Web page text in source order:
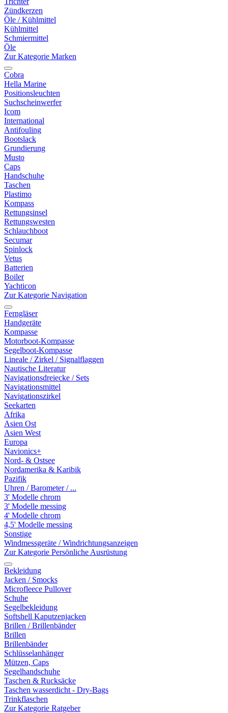
Zündkerzen
Öle / Kühlmittel
Kühlmittel
Schmiermittel
Öle
Zur Kategorie Marken
Cobra
Hella Marine
Positionsleuchten
Suchscheinwerfer
Icom
International
Antifouling
Bootslack
Grundierung
Musto
Caps
Handschuhe
Taschen
Plastimo
Kompass
Rettungsinsel
Rettungswesten
Schlauchboot
Secumar
Spinlock
Vetus
Batterien
Boiler
Yachticon
Zur Kategorie Navigation
Ferngläser
Handgeräte
Kompasse
Motorboot-Kompasse
Segelboot-Kompasse
Lineale / Zirkel / Signalflaggen
Nautische Literatur
Navigationsdreiecke / Sets
Navigationsmittel
Navigationszirkel
Seekarten
Afrika
Asien Ost
Asien West
Europa
Navionics+
Nord- & Ostsee
Nordamerika & Karibik
Pazifik
Uhren / Barometer / ...
3' Modelle chrom
3' Modelle messing
4' Modelle chrom
4,5' Modelle messing
Sonstige
Windmessgeräte / Windrichtungsanzeigen
Zur Kategorie Persönliche Ausrüstung
Bekleidung
Jacken / Smocks
Microfleece Pullover
Schuhe
Segelbekleidung
Softshell Kaputzenjacken
Brillen / Brillenbänder
Brillen
Brillenbänder
Schlüsselanhänger
Mützen, Caps
Segelhandschuhe
Taschen & Rucksäcke
Taschen wasserdicht - Dry-Bags
Trinkflaschen
Zur Kategorie Ratgeber